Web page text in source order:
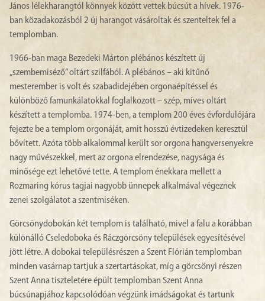
János lélekharangtól könnyek között vettek búcsút a hívek. 1976-
ban közadakozásból 2 új harangot vásároltak és szenteltek fel a
templomban.
1966-ban maga Bezedeki Márton plébános készített új
„szembemiséző” oltárt szilfából. A plébános – aki kitűnő
mesterember is volt és szabadidejében orgonaépítéssel és
különböző famunkálatokkal foglalkozott – szép, míves oltárt
készített a templomba. 1974-ben, a templom 200 éves évfordulójára
fejezte be a templom orgonáját, amit hosszú évtizedeken keresztül
bővített. Azóta több alkalommal került sor orgona hangversenyekre
nagy művészekkel, mert az orgona elrendezése, nagysága és
minősége ezt lehetővé tette. A templom énekkara mellett a
Rozmaring kórus tagjai nagyobb ünnepek alkalmával végeznek
zenei szolgálatot a szentmiséken.
Görcsönydobokán két templom is található, mivel a falu a korábban
különálló Cseledoboka és Ráczgörcsöny települések egyesítésével
jött létre. A dobokai településrészen a Szent Flórián templomban
minden vasárnap tartjuk a szertartásokat, míg a görcsönyi részen
Szent Anna tiszteletére épült templomban Szent Anna
búcsúnapjához kapcsolódóan végzünk imádságokat és tartunk